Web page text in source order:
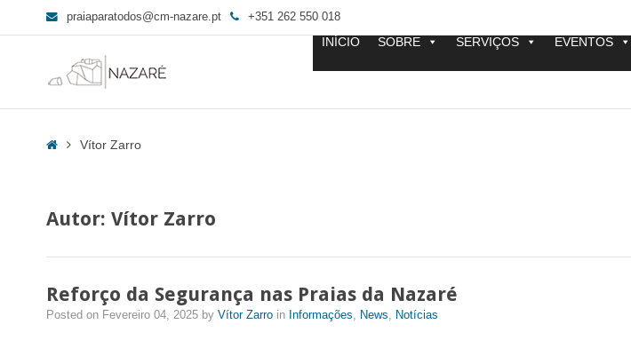
praiaparatodos@cm-nazare.pt +351 262 550 018
INÍCIO SOBRE SERVIÇOS EVENTOS
HomeVítor Zarro
Autor: Vítor Zarro
Reforço da Segurança nas Praias da Nazaré
Posted on Fevereiro 04, 2025 by Vítor Zarro in Informações, News, Notícias